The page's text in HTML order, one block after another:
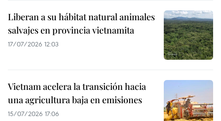
Liberan a su hábitat natural animales
salvajes en provincia vietnamita
17/07/2026 12:03
Vietnam acelera la transición hacia
una agricultura baja en emisiones
15/07/2026 17:06